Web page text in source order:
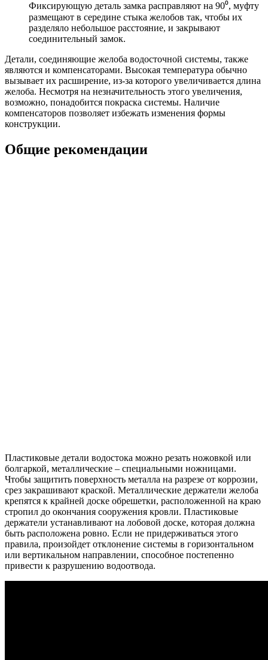
Фиксирующую деталь замка расправляют на 90⁰, муфту
размещают в середине стыка желобов так, чтобы их
разделяло небольшое расстояние, и закрывают
соединительный замок.
Детали, соединяющие желоба водосточной системы, также
являются и компенсаторами. Высокая температура обычно
вызывает их расширение, из-за которого увеличивается длина
желоба. Несмотря на незначительность этого увеличения,
возможно, понадобится покраска системы. Наличие
компенсаторов позволяет избежать изменения формы
конструкции.
Общие рекомендации
Пластиковые детали водостока можно резать ножовкой или
болгаркой, металлические – специальными ножницами.
Чтобы защитить поверхность металла на разрезе от коррозии,
срез закрашивают краской. Металлические держатели желоба
крепятся к крайней доске обрешетки, расположенной на краю
стропил до окончания сооружения кровли. Пластиковые
держатели устанавливают на лобовой доске, которая должна
быть расположена ровно. Если не придерживаться этого
правила, произойдет отклонение системы в горизонтальном
или вертикальном направлении, способное постепенно
привести к разрушению водоотвода.